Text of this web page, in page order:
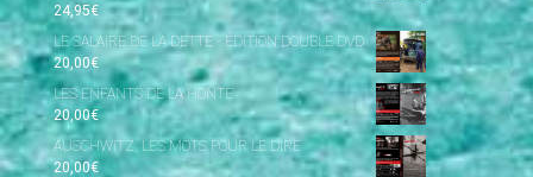
24,95€
LE SALAIRE DE LA DETTE - ÉDITION DOUBLE DVD
20,00€
LES ENFANTS DE LA HONTE
20,00€
AUSCHWITZ, LES MOTS POUR LE DIRE
20,00€